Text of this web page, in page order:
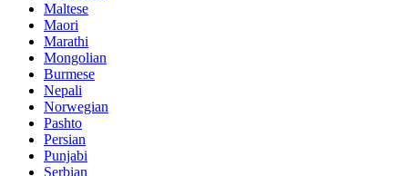
Maltese
Maori
Marathi
Mongolian
Burmese
Nepali
Norwegian
Pashto
Persian
Punjabi
Serbian